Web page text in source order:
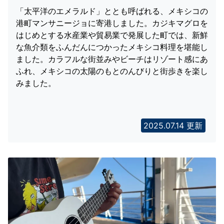
「太平洋のエメラルド」ととも呼ばれる、メキシコの
港町マンサニージョに寄港しました。カジキマグロを
はじめとする水産業や貿易業で発展した町では、新鮮
な魚介類をふんだんにつかったメキシコ料理を堪能し
ました。カラフルな街並みやビーチはリゾート感にあ
ふれ、メキシコの太陽のもとのんびりと街歩きを楽し
みました。
2025.07.14 更新